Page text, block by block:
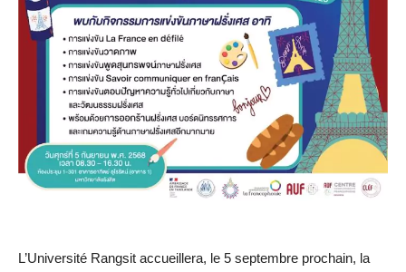
L’Université Rangsit accueillera, le 5 septembre prochain, la